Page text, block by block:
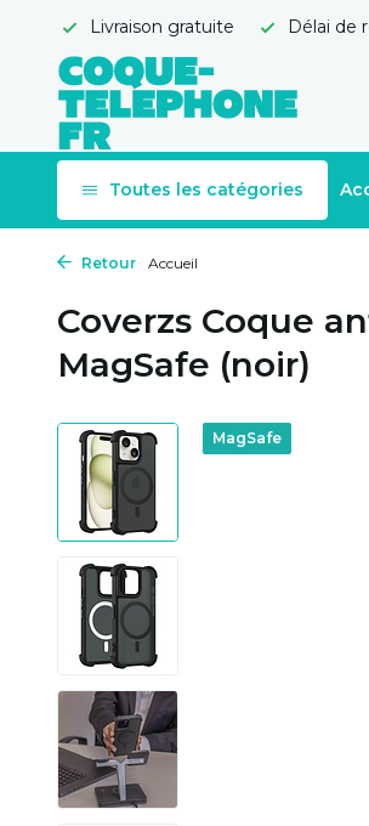
Livraison gratuite Délai de
Toutes les catégories
Retour Accueil
Coverzs Coque
MagSafe (noir)
MagSafe